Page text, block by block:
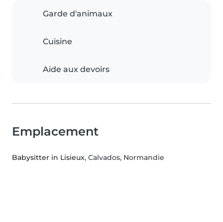
Garde d'animaux
Cuisine
Aide aux devoirs
Emplacement
Babysitter in Lisieux, Calvados, Normandie